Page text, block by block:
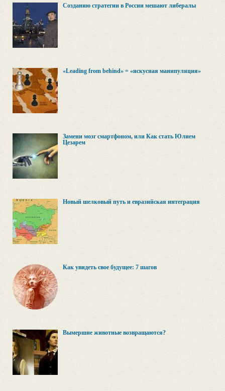
Созданию стратегии в России мешают либералы
«Leading from behind» = «искусная манипуляция»
Замени мозг смартфоном, или Как стать Юлием
Цезарем
Новый шелковый путь и евразийская интеграция
Как увидеть свое будущее: 7 шагов
Вымершие животные возвращаются?